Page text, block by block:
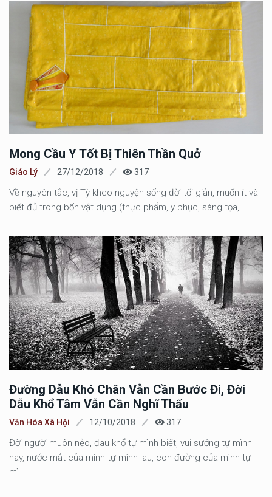
Mong Cầu Y Tốt Bị Thiên Thần Quở
Giáo Lý 27/12/2018 317
Về nguyên tắc, vị Tỳ-kheo nguyện sống đời tối giản, muốn ít và
biết đủ trong bốn vật dụng (thực phẩm, y phục, sàng tọa,...
Đường Dẫu Khó Chân Vẫn Cần Bước Đi, Đời
Dẫu Khổ Tâm Vẫn Cần Nghĩ Thấu
Văn Hóa Xã Hội 12/10/2018 317
Đời người muôn nẻo, đau khổ tự mình biết, vui sướng tự mình
hay, nước mắt của mình tự mình lau, con đường của mình tự
mì...